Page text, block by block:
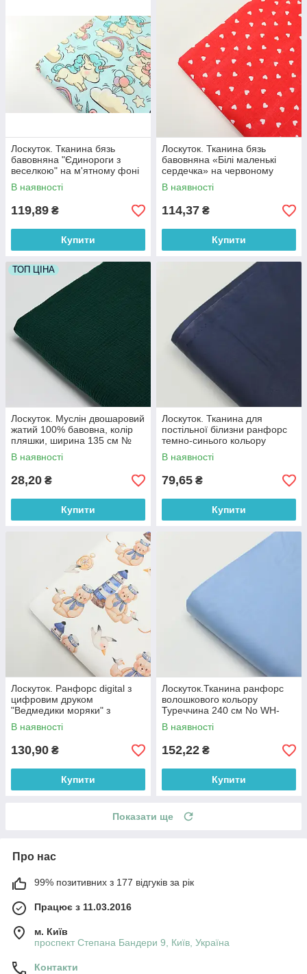
Лоскуток. Тканина бязь
бавовняна "Єдинороги з
веселкою" на м'ятному фоні
№ 702, 87*160 см
В наявності
119,89 ₴
Купити
Лоскуток. Тканина бязь
бавовняна «Білі маленькі
сердечка» на червоному
фоні №989, 100% бавовна,
83*160 см
В наявності
114,37 ₴
Купити
ТОП ЦІНА
Лоскуток. Муслін двошаровий
жатий 100% бавовна, колір
пляшки, ширина 135 см №
МЖ2-70,45*50 см
В наявності
28,20 ₴
Купити
Лоскуток. Тканина для
постільної білизни ранфорс
темно-синього кольору
Туреччина 240 см No WH-
0074-83, 45*240 см
В наявності
79,65 ₴
Купити
Лоскуток. Ранфорс digital з
цифровим друком
"Ведмедики моряки" з
маяками та компасами на
білому № РЦ - 3250, 70*240
см
В наявності
130,90 ₴
Купити
Лоскуток.Тканина ранфорс
волошкового кольору
Туреччина 240 см No WH-
0074-61, 61*240 см
В наявності
152,22 ₴
Купити
Показати ще
Про нас
99% позитивних з 177 відгуків за рік
Працює з 11.03.2016
м. Київ
проспект Степана Бандери 9, Київ, Україна
Контакти